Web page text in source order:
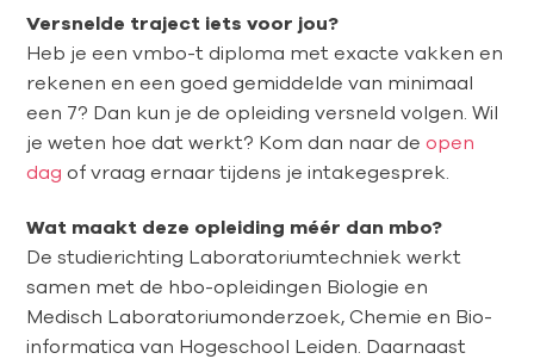
Versnelde traject iets voor jou?
Heb je een vmbo-t diploma met exacte vakken en
rekenen en een goed gemiddelde van minimaal
een 7? Dan kun je de opleiding versneld volgen. Wil
je weten hoe dat werkt? Kom dan naar deopen
dag of vraag ernaar tijdens je intakegesprek.
Wat maakt deze opleiding méér dan mbo?
De studierichting Laboratoriumtechniek werkt
samen met de hbo-opleidingen Biologie en
Medisch Laboratoriumonderzoek, Chemie en Bio-
informatica van Hogeschool Leiden. Daarnaast